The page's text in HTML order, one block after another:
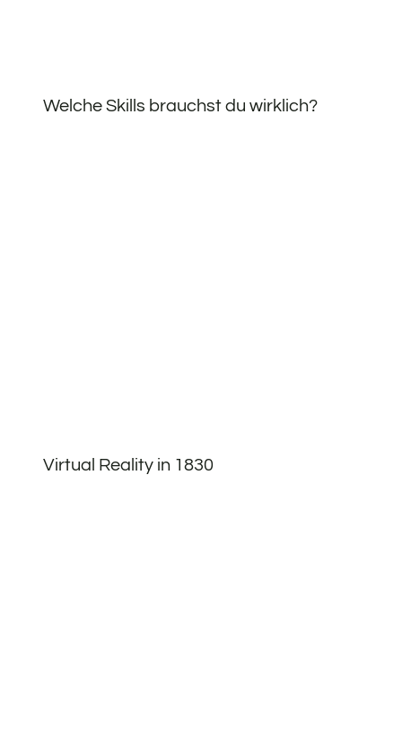
Welche Skills brauchst du wirklich?
Virtual Reality in 1830